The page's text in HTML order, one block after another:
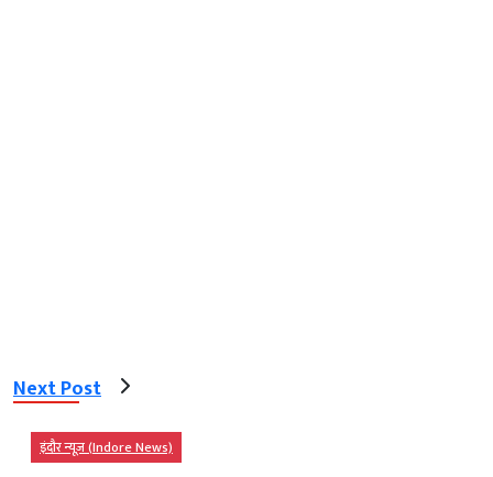
Next Post
इंदौर न्यूज़ (Indore News)